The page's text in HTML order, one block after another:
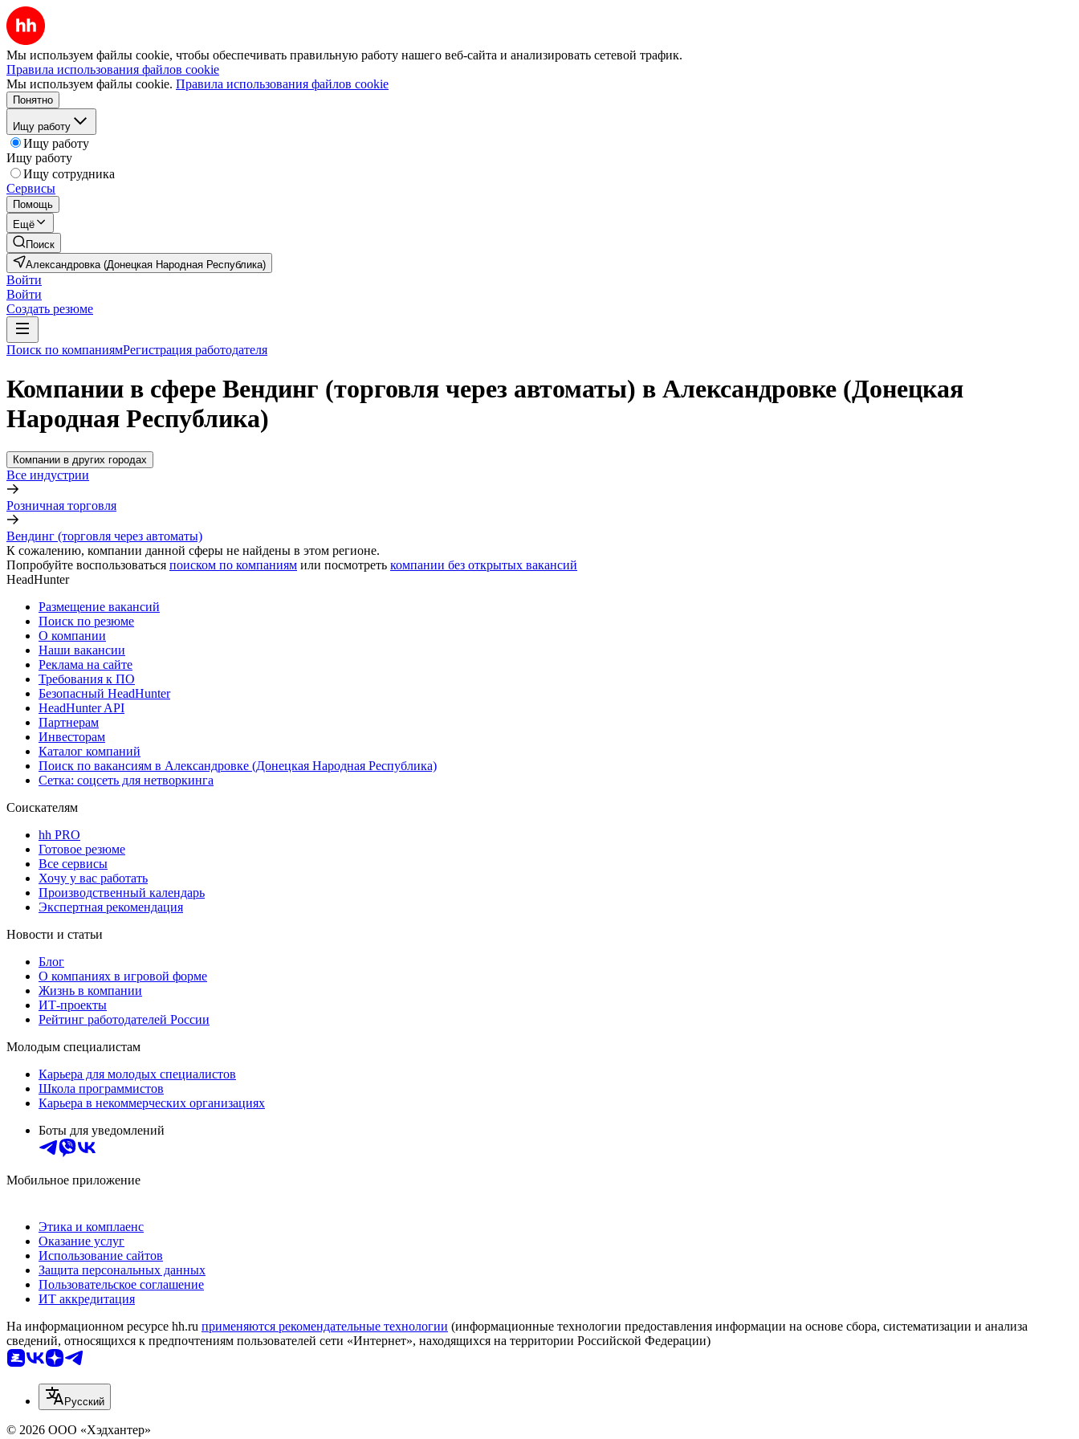
Мы используем файлы cookie, чтобы обеспечивать правильную работу нашего веб-сайта и анализировать сетевой трафик.
Правила использования файлов cookie
Мы используем файлы cookie. Правила использования файлов cookie
Понятно
Ищу работу
Ищу работу
Ищу работу
Ищу сотрудника
Сервисы
Помощь
Ещё
Поиск
Александровка (Донецкая Народная Республика)
Войти
Войти
Создать резюме
Поиск по компаниямРегистрация работодателя
Компании в сфере Вендинг (торговля через автоматы) в Александровке (Донецкая
Народная Республика)
Компании в других городах
Все индустрии
Розничная торговля
Вендинг (торговля через автоматы)
К сожалению, компании данной сферы не найдены в этом регионе.
Попробуйте воспользоваться поиском по компаниям или посмотреть компании без открытых вакансий
HeadHunter
Размещение вакансий
Поиск по резюме
О компании
Наши вакансии
Реклама на сайте
Требования к ПО
Безопасный HeadHunter
HeadHunter API
Партнерам
Инвесторам
Каталог компаний
Поиск по вакансиям в Александровке (Донецкая Народная Республика)
Сетка: соцсеть для нетворкинга
Соискателям
hh PRO
Готовое резюме
Все сервисы
Хочу у вас работать
Производственный календарь
Экспертная рекомендация
Новости и статьи
Блог
О компаниях в игровой форме
Жизнь в компании
ИТ-проекты
Рейтинг работодателей России
Молодым специалистам
Карьера для молодых специалистов
Школа программистов
Карьера в некоммерческих организациях
Боты для уведомлений
Мобильное приложение
Этика и комплаенс
Оказание услуг
Использование сайтов
Защита персональных данных
Пользовательское соглашение
ИТ аккредитация
На информационном ресурсе hh.ru применяются рекомендательные технологии (информационные технологии предоставления информации на основе сбора, систематизации и анализа
сведений, относящихся к предпочтениям пользователей сети «Интернет», находящихся на территории Российской Федерации)
Русский
© 2026 ООО «Хэдхантер»